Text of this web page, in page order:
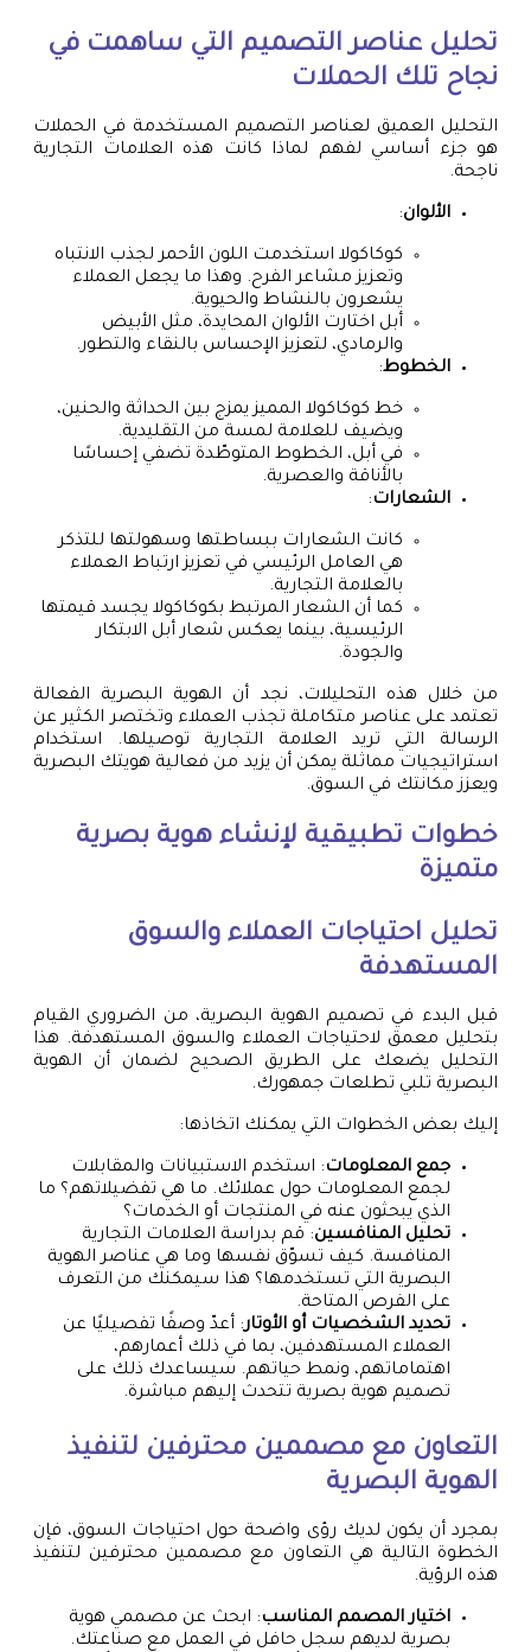
تحليل عناصر التصميم التي ساهمت في
نجاح تلك الحملات
التحليل العميق لعناصر التصميم المستخدمة في الحملات
هو جزء أساسي لفهم لماذا كانت هذه العلامات التجارية
ناجحة.
الألوان:
كوكاكولا استخدمت اللون الأحمر لجذب الانتباه
وتعزيز مشاعر الفرح. وهذا ما يجعل العملاء
يشعرون بالنشاط والحيوية.
أبل اختارت الألوان المحايدة، مثل الأبيض
والرمادي، لتعزيز الإحساس بالنقاء والتطور.
الخطوط:
خط كوكاكولا المميز يمزج بين الحداثة والحنين،
ويضيف للعلامة لمسة من التقليدية.
في أبل، الخطوط المتوطّدة تضفي إحساسًا
بالأناقة والعصرية.
الشعارات:
كانت الشعارات ببساطتها وسهولتها للتذكر
هي العامل الرئيسي في تعزيز ارتباط العملاء
بالعلامة التجارية.
كما أن الشعار المرتبط بكوكاكولا يجسد قيمتها
الرئيسية، بينما يعكس شعار أبل الابتكار
والجودة.
من خلال هذه التحليلات، نجد أن الهوية البصرية الفعالة
تعتمد على عناصر متكاملة تجذب العملاء وتختصر الكثير عن
الرسالة التي تريد العلامة التجارية توصيلها. استخدام
استراتيجيات مماثلة يمكن أن يزيد من فعالية هويتك البصرية
ويعزز مكانتك في السوق.
خطوات تطبيقية لإنشاء هوية بصرية
متميزة
تحليل احتياجات العملاء والسوق
المستهدفة
قبل البدء في تصميم الهوية البصرية، من الضروري القيام
بتحليل معمق لاحتياجات العملاء والسوق المستهدفة. هذا
التحليل يضعك على الطريق الصحيح لضمان أن الهوية
البصرية تلبي تطلعات جمهورك.
إليك بعض الخطوات التي يمكنك اتخاذها:
جمع المعلومات: استخدم الاستبيانات والمقابلات
لجمع المعلومات حول عملائك. ما هي تفضيلاتهم؟ ما
الذي يبحثون عنه في المنتجات أو الخدمات؟
تحليل المنافسين: قم بدراسة العلامات التجارية
المنافسة. كيف تسوّق نفسها وما هي عناصر الهوية
البصرية التي تستخدمها؟ هذا سيمكنك من التعرف
على الفرص المتاحة.
تحديد الشخصيات أو الأوتار: أعدّ وصفًا تفصيليًا عن
العملاء المستهدفين، بما في ذلك أعمارهم،
اهتماماتهم، ونمط حياتهم. سيساعدك ذلك على
تصميم هوية بصرية تتحدث إليهم مباشرة.
التعاون مع مصممين محترفين لتنفيذ
الهوية البصرية
بمجرد أن يكون لديك رؤى واضحة حول احتياجات السوق، فإن
الخطوة التالية هي التعاون مع مصممين محترفين لتنفيذ
هذه الرؤية.
اختيار المصمم المناسب: ابحث عن مصممي هوية
بصرية لديهم سجل حافل في العمل مع صناعتك.